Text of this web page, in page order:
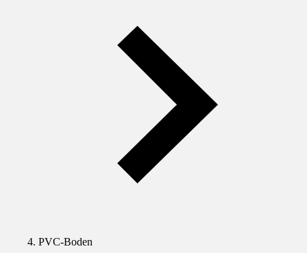
PVC-Boden